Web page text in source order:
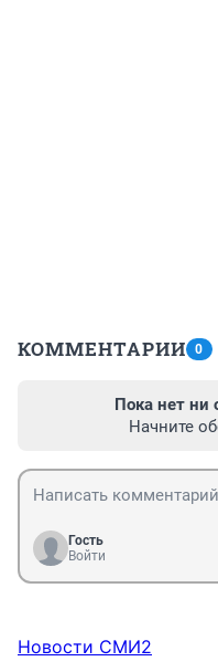
КОММЕНТАРИИ 0
Пока нет ни
Начните
Гость
Войти
Новости СМИ2